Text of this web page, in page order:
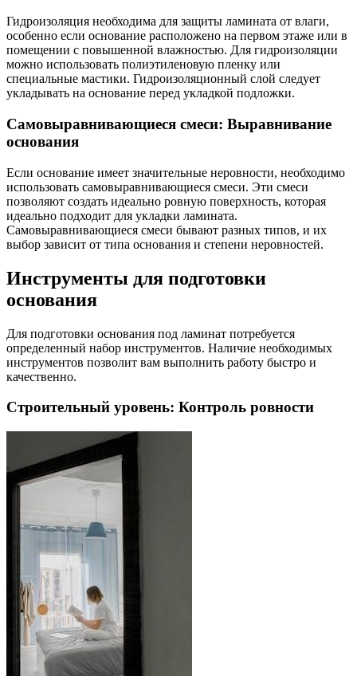
Гидроизоляция необходима для защиты ламината от влаги,
особенно если основание расположено на первом этаже или в
помещении с повышенной влажностью. Для гидроизоляции
можно использовать полиэтиленовую пленку или
специальные мастики. Гидроизоляционный слой следует
укладывать на основание перед укладкой подложки.
Самовыравнивающиеся смеси: Выравнивание
основания
Если основание имеет значительные неровности, необходимо
использовать самовыравнивающиеся смеси. Эти смеси
позволяют создать идеально ровную поверхность, которая
идеально подходит для укладки ламината.
Самовыравнивающиеся смеси бывают разных типов, и их
выбор зависит от типа основания и степени неровностей.
Инструменты для подготовки
основания
Для подготовки основания под ламинат потребуется
определенный набор инструментов. Наличие необходимых
инструментов позволит вам выполнить работу быстро и
качественно.
Строительный уровень: Контроль ровности